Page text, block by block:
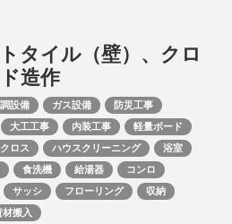
タイル（壁）、クロ
造作
設備 ガス設備
防災工事
大工工事 内装工事
軽量ボード
クロス ハウスクリーニング
浴室
食洗機 給湯器
コンロ
サッシ フローリング
収納
搬入